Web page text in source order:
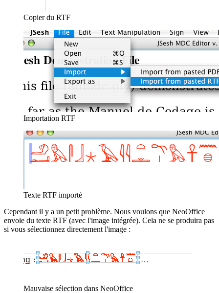
Copier du RTF
Importation RTF
Texte RTF importé
Cependant il y a un petit problème. Nous voulons que NeoOffice
envoie du texte RTF (avec l'image intégrée). Cela ne se produira pas
si vous sélectionnez directement l'image :
Mauvaise sélection dans NeoOffice